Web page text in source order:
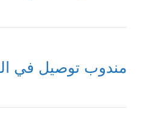
مندوب توصيل في